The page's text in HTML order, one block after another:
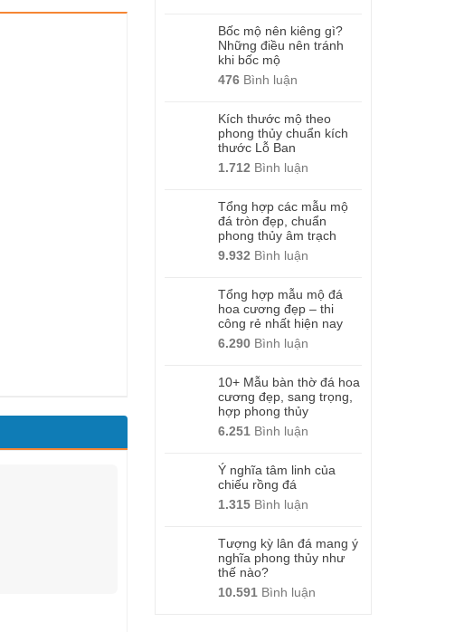
Bốc mộ nên kiêng gì?
Những điều nên tránh
khi bốc mộ
476 Bình luận
Kích thước mộ theo
phong thủy chuẩn kích
thước Lỗ Ban
1.712 Bình luận
Tổng hợp các mẫu mộ
đá tròn đẹp, chuẩn
phong thủy âm trạch
9.932 Bình luận
Tổng hợp mẫu mộ đá
hoa cương đẹp – thi
công rẻ nhất hiện nay
6.290 Bình luận
10+ Mẫu bàn thờ đá hoa
cương đẹp, sang trọng,
hợp phong thủy
6.251 Bình luận
Ý nghĩa tâm linh của
chiếu rồng đá
1.315 Bình luận
Tượng kỳ lân đá mang ý
nghĩa phong thủy như
thế nào?
10.591 Bình luận